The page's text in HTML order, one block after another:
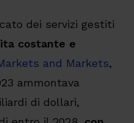
dei servizi gestiti
costante e
and Markets,
ammontava
di dollari,